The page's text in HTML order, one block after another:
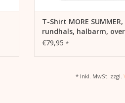
T-Shirt MORE SUMMER,
rundhals, halbarm,
lässiger Schnitt,
€79,95 *
* Inkl. MwSt. zzgl.